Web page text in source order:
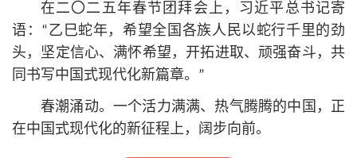
在二〇二五年春节团拜会上，习 近平 总书记寄
语：“乙巳蛇年，希望全国各族人民以蛇行千里的劲
头，坚定信心、满怀希望，开拓进取、顽强奋斗，共
同书写中国式现代化新篇章。”
春潮涌动。一个活力满满、热气腾腾的中国，正
在中国式现代化的新征程上，阔步向前。